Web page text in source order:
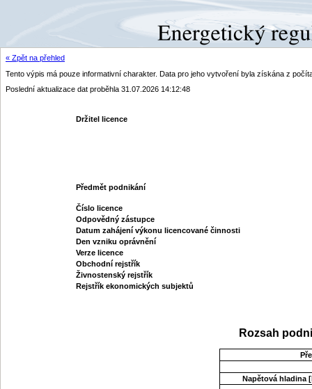
« Zpět na přehled
Tento výpis má pouze informativní charakter. Data pro jeho vytvoření byla získána z
Poslední aktualizace dat proběhla 31.07.2026 14:12:48
Držitel licence
Předmět podnikání
Číslo licence
Odpovědný zástupce
Datum zahájení výkonu licencované činnosti
Den vzniku oprávnění
Verze licence
Obchodní rejstřík
Živnostenský rejstřík
Rejstřík ekonomických subjektů
Rozsah
Napětová hladina